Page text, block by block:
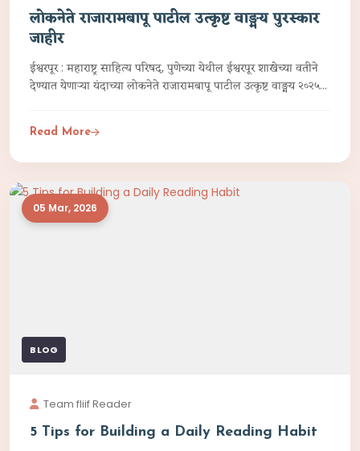
लोकनेते राजारामबापू पाटील उत्कृष्ट वाङ्मय पुरस्कार
जाहीर
ईश्वरपूर : महाराष्ट्र साहित्य परिषद, पुणेच्या येथील ईश्वरपूर शाखेच्या वतीने
देण्यात येणाऱ्या यंदाच्या लोकनेते राजारामबापू पाटील उत्कृष्ट वाङ्मय २०२५
Read More
05 Mar, 2026
BLOG
Team fliif Reader
5 Tips for Building a Daily Reading Habit